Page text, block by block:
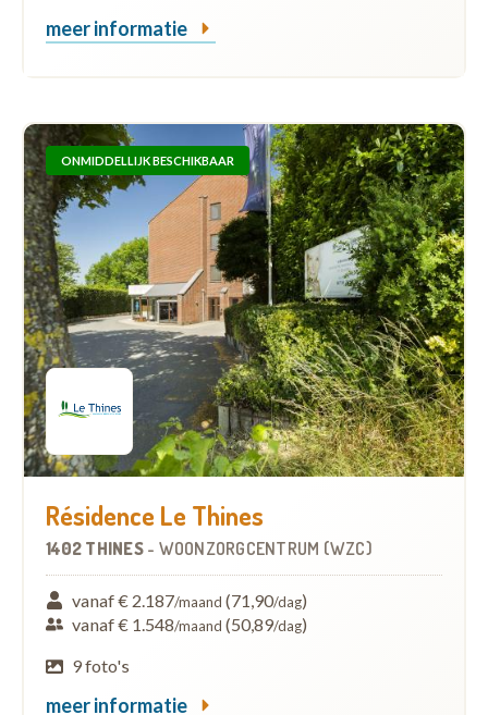
meer informatie
ONMIDDELLIJK BESCHIKBAAR
Résidence Le Thines
1402 THINES - WOONZORGCENTRUM (WZC)
vanaf € 2.187/maand (71,90/dag)
vanaf € 1.548/maand (50,89/dag)
9 foto's
meer informatie